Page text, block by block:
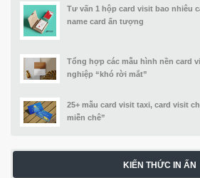
Tư vấn 1 hộp card visit bao nhiêu
name card ấn tượng
Tổng hợp các mẫu hình nền card
nghiệp “khó rời mắt”
25+ mẫu card visit taxi, card visit
miễn chê”
KIẾN THỨC IN ẤN